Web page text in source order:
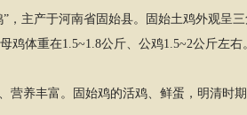
”，主产于河南省固始县。固始土鸡外观
体重在1.5~1.8公斤、公鸡1.5~2公斤左右
营养丰富。固始鸡的活鸡、鲜蛋，明清时